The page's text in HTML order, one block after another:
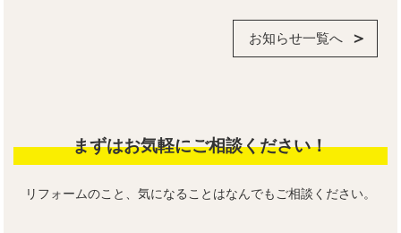
お知らせ一覧へ
まずはお気軽にご相談ください！
リフォームのこと、気になることはなんでもご相談ください。